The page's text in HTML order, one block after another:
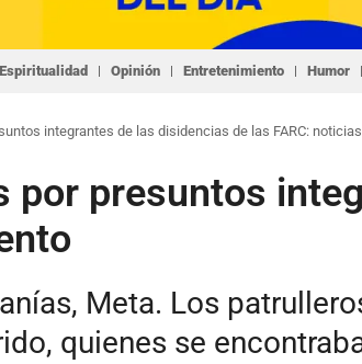
Espiritualidad Opinión Entretenimiento Humor
integrantes de las disidencias de las FARC:
por presuntos
Meta. Los
quienes se